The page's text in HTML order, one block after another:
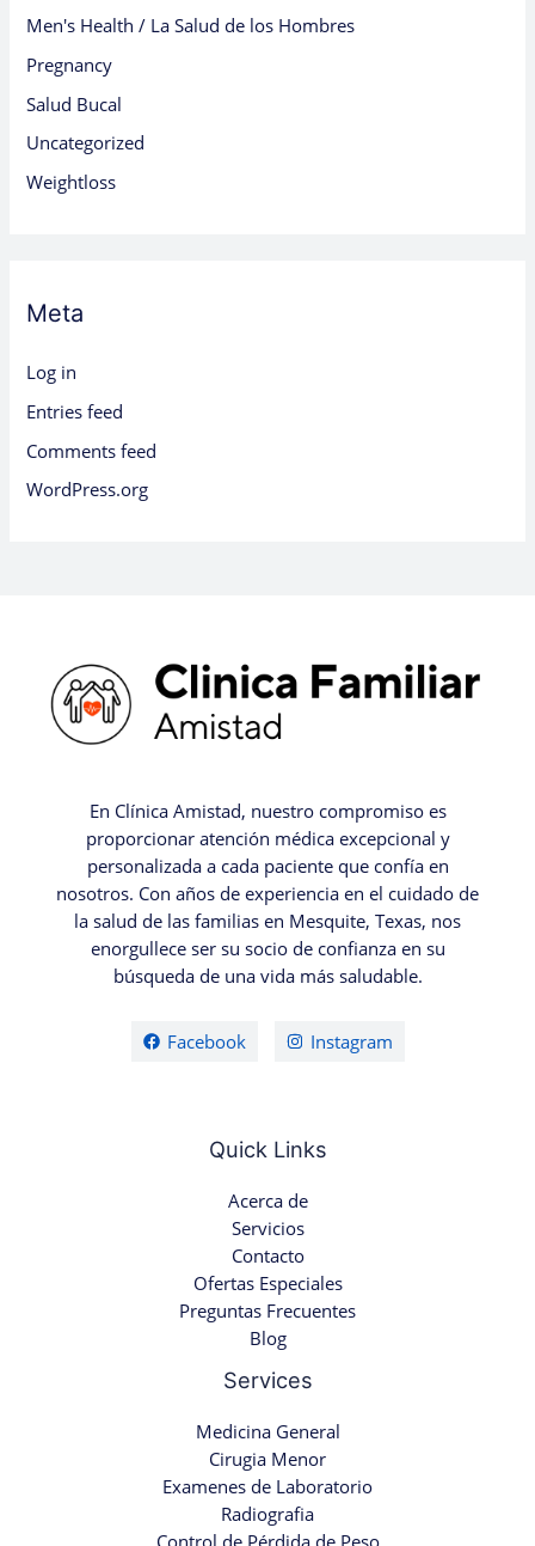
Men's Health / La Salud de los Hombres
Pregnancy
Salud Bucal
Uncategorized
Weightloss
Meta
Log in
Entries feed
Comments feed
WordPress.org
En Clínica Amistad, nuestro compromiso es
proporcionar atención médica excepcional y
personalizada a cada paciente que confía en
nosotros. Con años de experiencia en el cuidado de
la salud de las familias en Mesquite, Texas, nos
enorgullece ser su socio de confianza en su
búsqueda de una vida más saludable.
Facebook Instagram
Quick Links
Acerca de
Servicios
Contacto
Ofertas Especiales
Preguntas Frecuentes
Blog
Services
Medicina General
Cirugia Menor
Examenes de Laboratorio
Radiografia